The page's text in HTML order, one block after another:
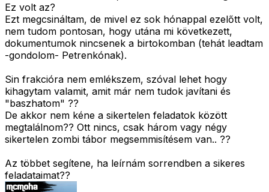
Ez volt az?
Ezt megcsináltam, de mivel ez sok hónappal ezelőtt volt,
nem tudom pontosan, hogy utána mi következett,
dokumentumok nincsenek a birtokomban (tehát leadtam
-gondolom- Petrenkónak).
Sin frakcióra nem emlékszem, szóval lehet hogy
kihagytam valamit, amit már nem tudok javítani és
"baszhatom" ??
De akkor nem kéne a sikertelen feladatok között
megtalálnom?? Ott nincs, csak három vagy négy
sikertelen zombi tábor megsemmisítésem van.. ??
Az többet segítene, ha leírnám sorrendben a sikeres
feladataimat??